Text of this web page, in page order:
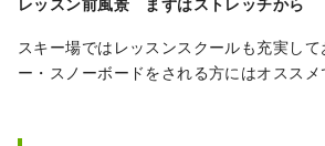
レッスン前風景 まずはストレッチから
スキー場ではレッスンスクールも充実し
ー・スノーボードをされる方にはオススメ